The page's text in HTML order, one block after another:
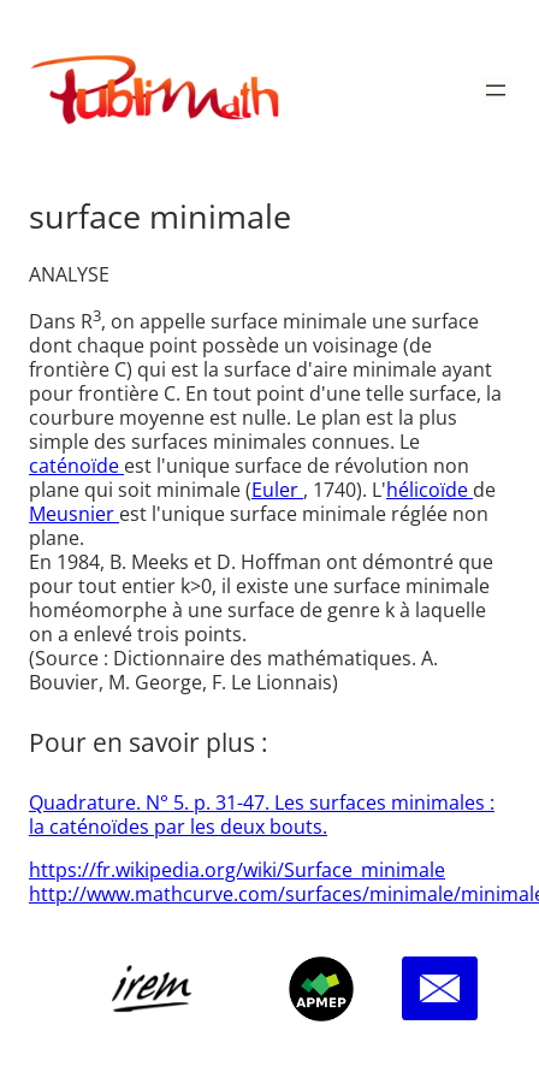
contenu
Publimath
surface minimale
ANALYSE
Dans R3, on appelle surface minimale une surface
dont chaque point possède un voisinage (de
frontière C) qui est la surface d'aire minimale ayant
pour frontière C. En tout point d'une telle surface, la
courbure moyenne est nulle. Le plan est la plus
simple des surfaces minimales connues. Le
caténoïde est l'unique surface de révolution non
plane qui soit minimale (Euler , 1740). L'hélicoïde de
Meusnier est l'unique surface minimale réglée non
plane.
En 1984, B. Meeks et D. Hoffman ont démontré que
pour tout entier k>0, il existe une surface minimale
homéomorphe à une surface de genre k à laquelle
on a enlevé trois points.
(Source : Dictionnaire des mathématiques. A.
Bouvier, M. George, F. Le Lionnais)
Pour en savoir plus :
Quadrature. N° 5. p. 31-47. Les surfaces minimales :
la caténoïdes par les deux bouts.
https://fr.wikipedia.org/wiki/Surface_minimale
http://www.mathcurve.com/surfaces/minimale/